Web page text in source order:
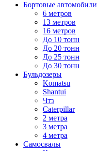
Бортовые автомобили
6 метров
13 метров
16 метров
До 10 тонн
До 20 тонн
До 25 тонн
До 30 тонн
Бульдозеры
Komatsu
Shantui
Чтз
Caterpillar
2 метра
3 метра
4 метра
Самосвалы